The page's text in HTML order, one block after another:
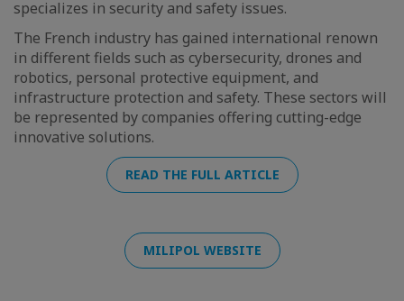
specializes in security and safety issues.
The French industry has gained international renown
in different fields such as cybersecurity, drones and
robotics, personal protective equipment, and
infrastructure protection and safety. These sectors will
be represented by companies offering cutting-edge
innovative solutions.
READ THE FULL ARTICLE
MILIPOL WEBSITE